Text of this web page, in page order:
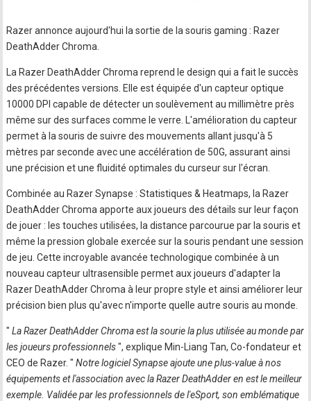
Razer annonce aujourd'hui la sortie de la souris gaming : Razer
DeathAdder Chroma.
La Razer DeathAdder Chroma reprend le design qui a fait le succès
des précédentes versions. Elle est équipée d'un capteur optique
10000 DPI capable de détecter un soulèvement au millimètre près
même sur des surfaces comme le verre. L'amélioration du capteur
permet à la souris de suivre des mouvements allant jusqu'à 5
mètres par seconde avec une accélération de 50G, assurant ainsi
une précision et une fluidité optimales du curseur sur l'écran.
Combinée au Razer Synapse : Statistiques & Heatmaps, la Razer
DeathAdder Chroma apporte aux joueurs des détails sur leur façon
de jouer : les touches utilisées, la distance parcourue par la souris et
même la pression globale exercée sur la souris pendant une session
de jeu. Cette incroyable avancée technologique combinée à un
nouveau capteur ultrasensible permet aux joueurs d'adapter la
Razer DeathAdder Chroma à leur propre style et ainsi améliorer leur
précision bien plus qu'avec n'importe quelle autre souris au monde.
" La Razer DeathAdder Chroma est la sourie la plus utilisée au monde par
les joueurs professionnels", explique Min-Liang Tan, Co-fondateur et
CEO de Razer. " Notre logiciel Synapse ajoute une plus-value à nos
équipements et l'association avec la Razer DeathAdder en est le meilleur
exemple. Validée par les professionnels de l'eSport, son emblématique